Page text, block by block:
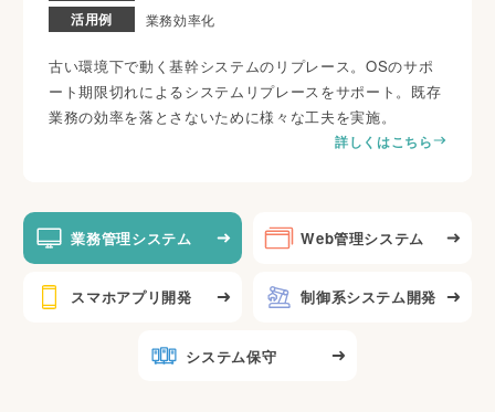
活用例 業務効率化
古い環境下で動く基幹システムのリプレース。OSのサポ
ート期限切れによるシステムリプレースをサポート。既存
業務の効率を落とさないために様々な工夫を実施。
詳しくはこちら
業務管理システム Web管理システム
スマホアプリ開発 制御系システム開発
システム保守